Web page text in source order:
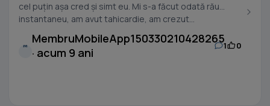
cel puțin așa cred și simt eu. Mi s-a făcut odată rău
instantaneu, am avut tahicardie, am crezut...
M
MembruMobileApp150330210428265
· acum 9 ani
1 0